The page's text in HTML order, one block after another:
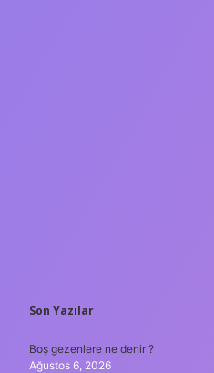
SIDEBAR
Son Yazılar
Boş gezenlere ne denir ?
Ağustos 6, 2026